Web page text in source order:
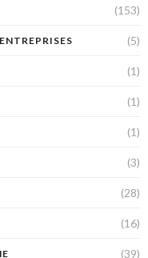
(153)
(5)
(1)
(1)
(1)
(3)
(28)
(16)
(39)